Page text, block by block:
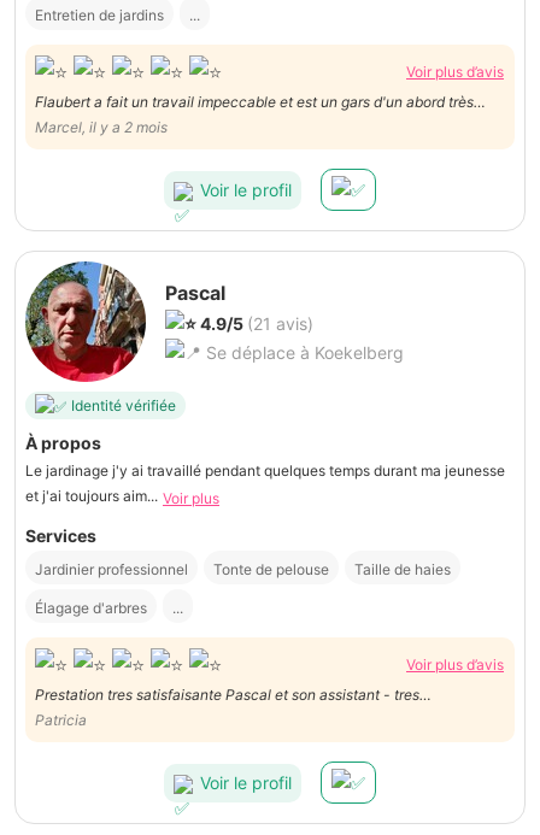
Entretien de jardins ...
Voir plus d’avis
Flaubert a fait un travail impeccable et est un gars d'un abord très
agréable
Marcel, il y a 2 mois
Voir le profil
Pascal
4.9/5 (21 avis)
Se déplace à Koekelberg
Identité vérifiée
À propos
Le jardinage j'y ai travaillé pendant quelques temps durant ma jeunesse
et j'ai toujours aim... Voir plus
Services
Jardinier professionnel Tonte de pelouse Taille de haies
Élagage d'arbres ...
Voir plus d’avis
Prestation tres satisfaisante Pascal et son assistant - tres
sympathiques, courtois et efficaces Bonne equipe
Patricia
Voir le profil